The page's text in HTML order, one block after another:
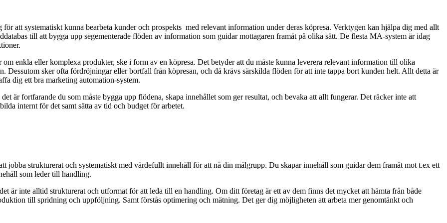
att systematiskt kunna bearbeta kunder och prospekts med relevant information under deras köpresa. Verktygen kan hjälpa dig med allt
till att bygga upp segementerade flöden av information som guidar mottagaren framåt på olika sätt. De flesta MA-system är idag
enkla eller komplexa produkter, ske i form av en köpresa. Det betyder att du måste kunna leverera relevant information till olika
Dessutom sker ofta fördröjningar eller bortfall från köpresan, och då krävs särskilda flöden för att inte tappa bort kunden helt. Allt detta är
dig ett bra marketing automation-system.
är fortfarande du som måste bygga upp flödena, skapa innehållet som ger resultat, och bevaka att allt fungerar. Det räcker inte att
internt för det samt sätta av tid och budget för arbetet.
jobba strukturerat och systematiskt med värdefullt innehåll för att nå din målgrupp. Du skapar innehåll som guidar dem framåt mot t.ex ett
som leder till handling.
är inte alltid strukturerat och utformat för att leda till en handling. Om ditt företag är ett av dem finns det mycket att hämta från både
till spridning och uppföljning. Samt förstås optimering och mätning. Det ger dig möjligheten att arbeta mer genomtänkt och